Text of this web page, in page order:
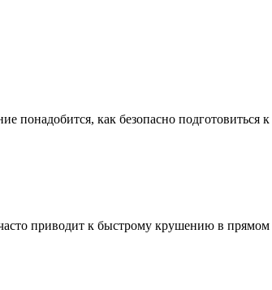
понадобится, как безопасно подготовиться
приводит к быстрому крушению в